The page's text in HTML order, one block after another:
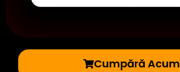
Cumpără Acum